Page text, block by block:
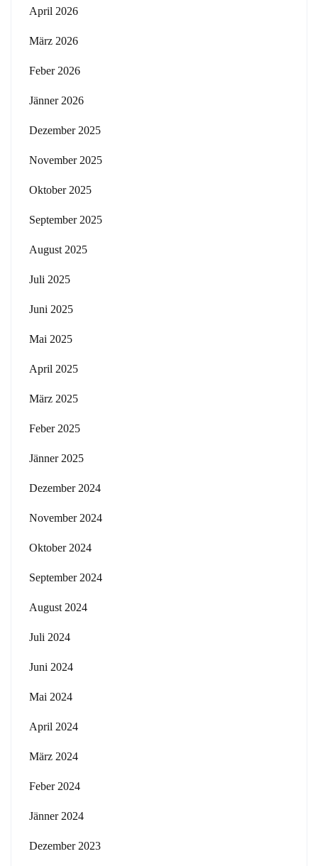
April 2026
März 2026
Feber 2026
Jänner 2026
Dezember 2025
November 2025
Oktober 2025
September 2025
August 2025
Juli 2025
Juni 2025
Mai 2025
April 2025
März 2025
Feber 2025
Jänner 2025
Dezember 2024
November 2024
Oktober 2024
September 2024
August 2024
Juli 2024
Juni 2024
Mai 2024
April 2024
März 2024
Feber 2024
Jänner 2024
Dezember 2023